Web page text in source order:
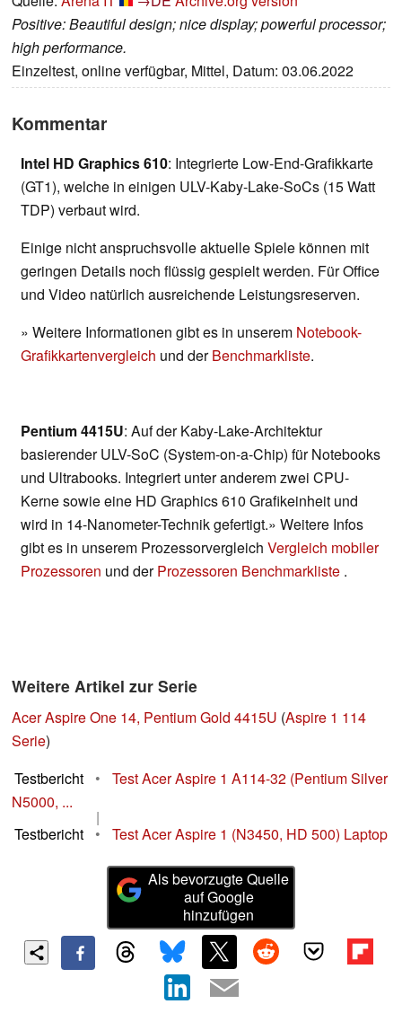
Positive: Beautiful design; nice display; powerful processor;
high performance.
Einzeltest, online verfügbar, Mittel, Datum: 03.06.2022
Kommentar
Intel HD Graphics 610: Integrierte Low-End-Grafikkarte
(GT1), welche in einigen ULV-Kaby-Lake-SoCs (15 Watt
TDP) verbaut wird.
Einige nicht anspruchsvolle aktuelle Spiele können mit
geringen Details noch flüssig gespielt werden. Für Office
und Video natürlich ausreichende Leistungsreserven.
» Weitere Informationen gibt es in unserem Notebook-
Grafikkartenvergleich und derBenchmarkliste.
Pentium 4415U: Auf der Kaby-Lake-Architektur
basierender ULV-SoC (System-on-a-Chip) für Notebooks
und Ultrabooks. Integriert unter anderem zwei CPU-
Kerne sowie eine HD Graphics 610 Grafikeinheit und
wird in 14-Nanometer-Technik gefertigt.» Weitere Infos
gibt es in unserem Prozessorvergleich Vergleich mobiler
Prozessoren und derProzessoren Benchmarkliste .
Weitere Artikel zur Serie
Acer Aspire One 14, Pentium Gold 4415U (Aspire 1 114
Serie)
Testbericht
•
Test Acer Aspire 1 A114-32 (Pentium Silver
N5000, ...
|
Testbericht
• Test Acer Aspire 1 (N3450, HD 500) Laptop
Als bevorzugte Quelle
auf Google
hinzufügen